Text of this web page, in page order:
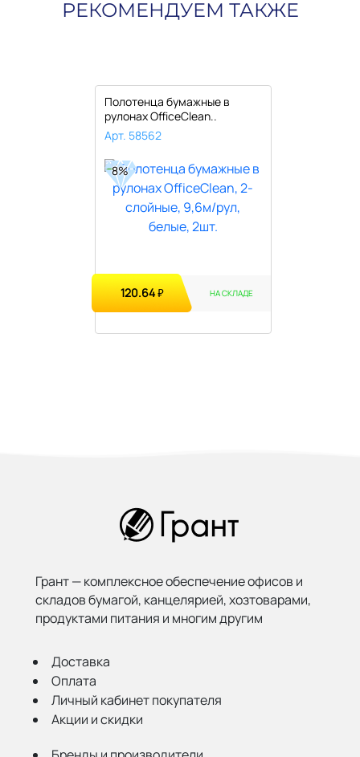
РЕКОМЕНДУЕМ ТАКЖЕ
Полотенца бумажные в
рулонах OfficeClean..
Арт. 58562
8%
120.64₽ НА СКЛАДЕ
Грант — комплексное обеспечение офисов и
складов бумагой, канцелярией, хозтоварами,
продуктами питания и многим другим
Доставка
Оплата
Личный кабинет покупателя
Акции и скидки